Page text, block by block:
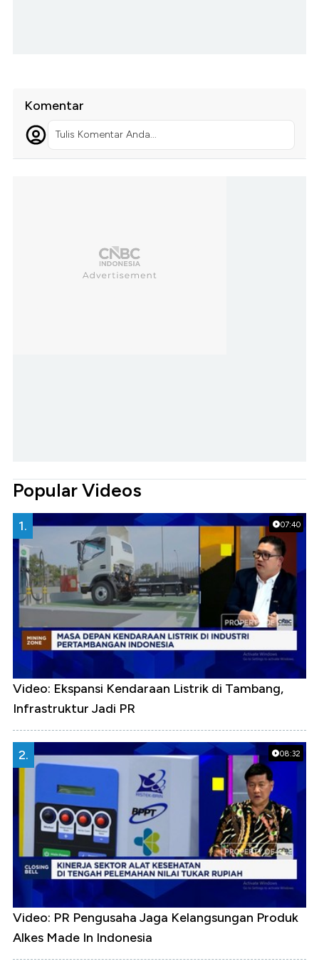
Komentar
Tulis Komentar Anda...
Popular Videos
07:40
1.
Video: Ekspansi Kendaraan Listrik di Tambang,
Infrastruktur Jadi PR
08:32
2.
Video: PR Pengusaha Jaga Kelangsungan Produk
Alkes Made In Indonesia